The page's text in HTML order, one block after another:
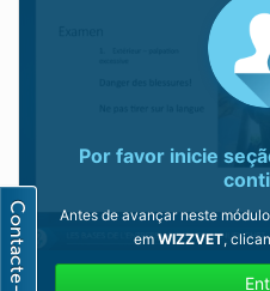
Por favor inicie
Antes de avançar neste
em WIZZVET,